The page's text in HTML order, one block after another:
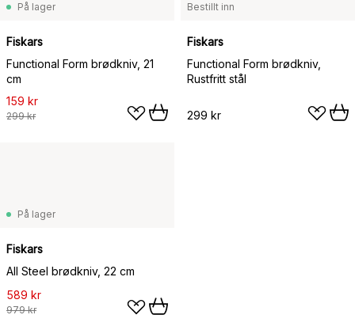
På lager
Fiskars
Functional Form brødkniv, 21
cm
159 kr
299 kr
Bestillt inn
Fiskars
Functional Form brødkniv,
Rustfritt stål
299 kr
På lager
Fiskars
All Steel brødkniv, 22 cm
589 kr
979 kr